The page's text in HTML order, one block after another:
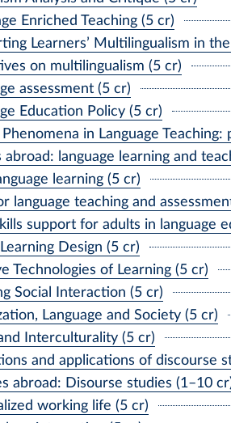
Enriched Teaching (5 cr)
Learners’ Multilingualism in
on multilingualism (5 cr)
assessment (5 cr)
Education Policy (5 cr)
Phenomena in Language
abroad: language learning and
learning (5 cr)
language teaching and
support for adults in language
Design (5 cr)
Technologies of Learning (5 cr)
Social Interaction (5 cr)
Language and Society (5 cr)
Interculturality (5 cr)
and applications of discourse
abroad: Disourse studies (1–10
working life (5 cr)